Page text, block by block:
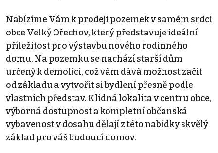
Nabízíme Vám k prodeji pozemek v samém srdci
obce Velký Ořechov, který představuje ideální
příležitost pro výstavbu nového rodinného
domu. Na pozemku se nachází starší dům
určený k demolici, což vám dává možnost začít
od základu a vytvořit si bydlení přesně podle
vlastních představ. Klidná lokalita v centru obce,
výborná dostupnost a kompletní občanská
vybavenost v dosahu dělají z této nabídky skvělý
základ pro váš budoucí domov.